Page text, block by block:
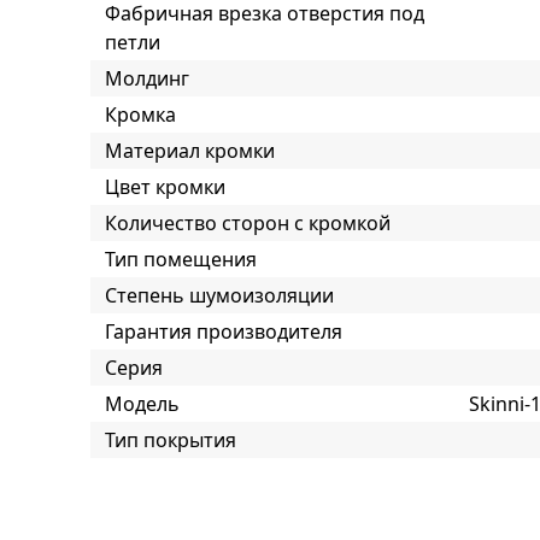
Фабричная врезка отверстия под
петли
Молдинг
Кромка
Материал кромки
Цвет кромки
Количество сторон с кромкой
Тип помещения
Степень шумоизоляции
Гарантия производителя
Серия
Модель
Skinni-
Тип покрытия